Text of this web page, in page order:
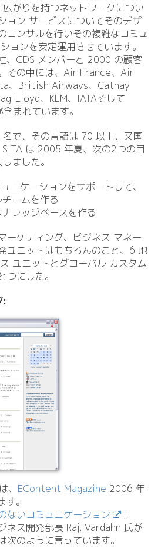
がりを持つネットワークについ
ョン サービスについてそのデザ
コンサルを行いその複雑なコミュ
ョンを安定運用させています。
、GDS メンバーと 2000 の顧客
その中には、Air France、Air
、British Airways、Cathay
Lloyd、KLM、IATAそして
まれています。
で、その言語は 70 以上、又国
は 2005 年夏、次の2つの目
ました。
ニケーションをサポートして、
ームを作る
レッジベースを作る
ーケティング、ビジネス マネー
ユニットはもちろんのこと、6 地
ユニットとグローバル カスタム
つにした。
:
、 EContent Magazine 2006 年
。
ないコミュニケーション
」
ネス開発部長 Raj. Vardahn 氏が
のように言っています。